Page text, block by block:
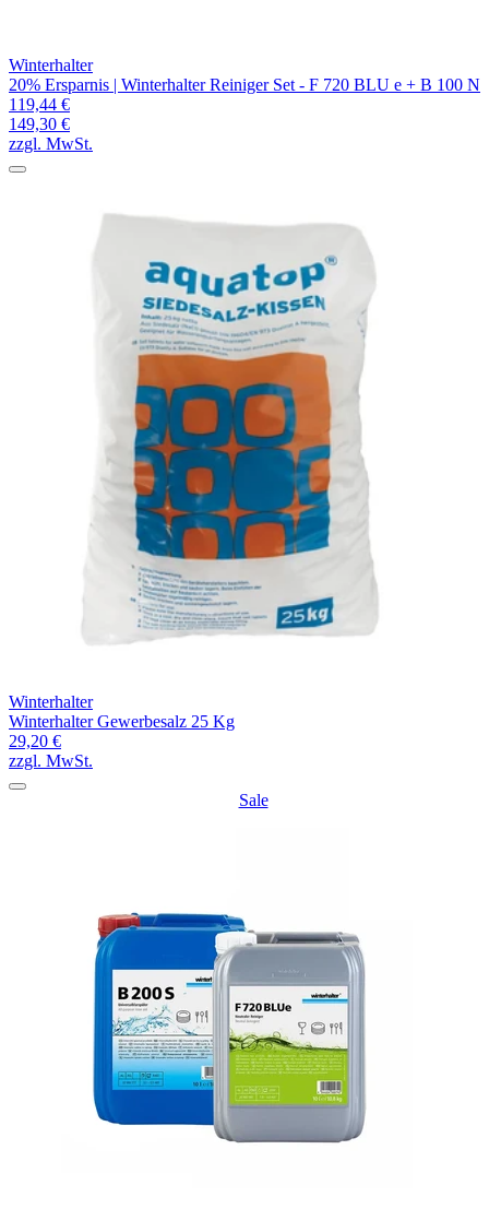
Winterhalter
20% Ersparnis | Winterhalter Reiniger Set - F 720 BLU e + B 100 N
119,44 €
149,30 €
zzgl. MwSt.
Winterhalter
Winterhalter Gewerbesalz 25 Kg
29,20 €
zzgl. MwSt.
Sale